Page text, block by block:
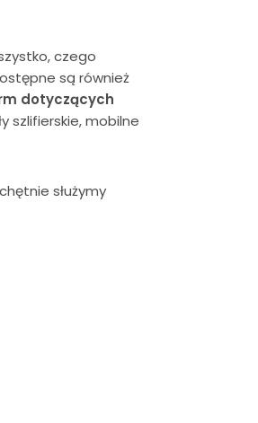
czego
są również
dotyczących
szlifierskie,mobilne
służymy